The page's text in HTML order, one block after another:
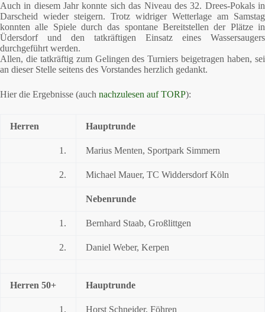
Auch in diesem Jahr konnte sich das Niveau des 32. Drees-Pokals in
Darscheid wieder steigern. Trotz widriger Wetterlage am Samstag
konnten alle Spiele durch das spontane Bereitstellen der Plätze in
Üdersdorf und den tatkräftigen Einsatz eines Wassersaugers
durchgeführt werden.
Allen, die tatkräftig zum Gelingen des Turniers beigetragen haben, sei
an dieser Stelle seitens des Vorstandes herzlich gedankt.
Hier die Ergebnisse (auch nachzulesen auf TORP):
Herren Hauptrunde
1. Marius Menten, Sportpark Simmern
2. Michael Mauer, TC Widdersdorf Köln
Nebenrunde
1. Bernhard Staab, Großlittgen
2. Daniel Weber, Kerpen
Herren 50+ Hauptrunde
1. Horst Schneider, Föhren